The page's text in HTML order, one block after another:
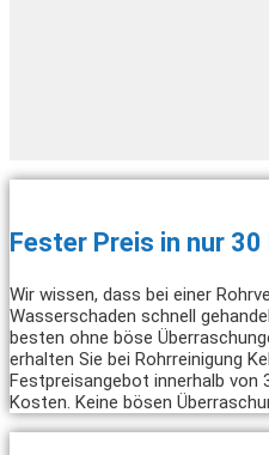
Fester Preis in nur
Wir wissen, dass bei einer
Wasserschaden schnell
besten ohne böse
erhalten Sie bei Rohrreinigung
Festpreisangebot innerhalb von
Kosten. Keine bösen